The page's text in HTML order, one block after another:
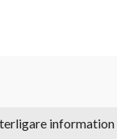
information